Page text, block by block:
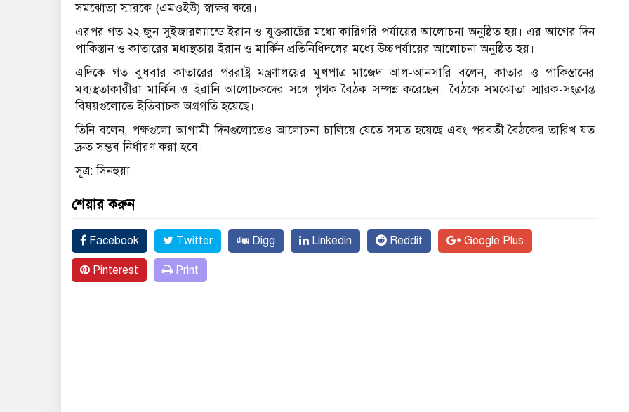
সমঝোতা স্মারকে (এমওইউ) স্বাক্ষর করে।
এরপর গত ২২ জুন সুইজারল্যান্ডে ইরান ও যুক্তরাষ্ট্রের মধ্যে কারিগরি পর্যায়ের আলোচনা অনুষ্ঠিত হয়। এর আগের দিন
পাকিস্তান ও কাতারের মধ্যস্থতায় ইরান ও মার্কিন প্রতিনিধিদলের মধ্যে উচ্চপর্যায়ের আলোচনা অনুষ্ঠিত হয়।
এদিকে গত বুধবার কাতারের পররাষ্ট্র মন্ত্রণালয়ের মুখপাত্র মাজেদ আল-আনসারি বলেন, কাতার ও পাকিস্তানের
মধ্যস্থতাকারীরা মার্কিন ও ইরানি আলোচকদের সঙ্গে পৃথক বৈঠক সম্পন্ন করেছেন। বৈঠকে সমঝোতা স্মারক-সংক্রান্ত
বিষয়গুলোতে ইতিবাচক অগ্রগতি হয়েছে।
তিনি বলেন, পক্ষগুলো আগামী দিনগুলোতেও আলোচনা চালিয়ে যেতে সম্মত হয়েছে এবং পরবর্তী বৈঠকের তারিখ যত
দ্রুত সম্ভব নির্ধারণ করা হবে।
সূত্র: সিনহুয়া
শেয়ার করুন
Facebook Twitter Digg Linkedin Reddit Google Plus
Pinterest Print